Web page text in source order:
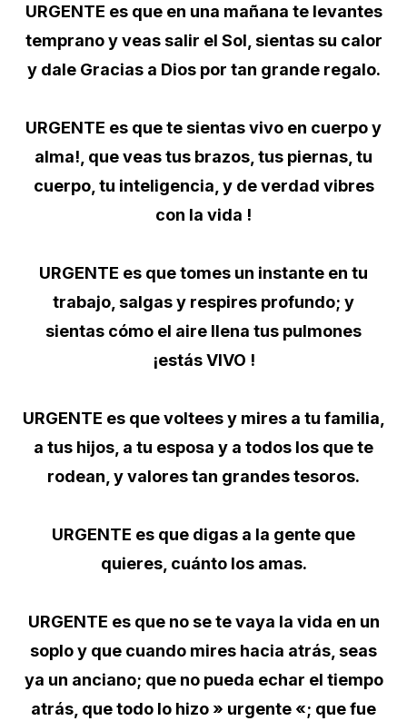
URGENTE es que en una mañana te levantes
temprano y veas salir el Sol, sientas su calor
y dale Gracias a Dios por tan grande regalo.
URGENTE es que te sientas vivo en cuerpo y
alma!, que veas tus brazos, tus piernas, tu
cuerpo, tu inteligencia, y de verdad vibres
con la vida !
URGENTE es que tomes un instante en tu
trabajo, salgas y respires profundo; y
sientas cómo el aire llena tus pulmones
¡estás VIVO !
URGENTE es que voltees y mires a tu familia,
a tus hijos, a tu esposa y a todos los que te
rodean, y valores tan grandes tesoros.
URGENTE es que digas a la gente que
quieres, cuánto los amas.
URGENTE es que no se te vaya la vida en un
soplo y que cuando mires hacia atrás, seas
ya un anciano; que no pueda echar el tiempo
atrás, que todo lo hizo » urgente «; que fue